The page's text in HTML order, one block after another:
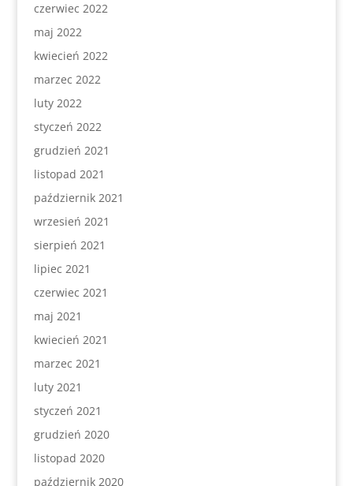
czerwiec 2022
maj 2022
kwiecień 2022
marzec 2022
luty 2022
styczeń 2022
grudzień 2021
listopad 2021
październik 2021
wrzesień 2021
sierpień 2021
lipiec 2021
czerwiec 2021
maj 2021
kwiecień 2021
marzec 2021
luty 2021
styczeń 2021
grudzień 2020
listopad 2020
październik 2020